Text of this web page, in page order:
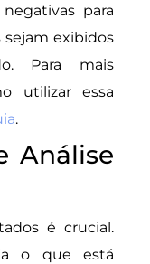
para
exibidos
Para mais
utilizar essa
.
Análise
é crucial.
o que está